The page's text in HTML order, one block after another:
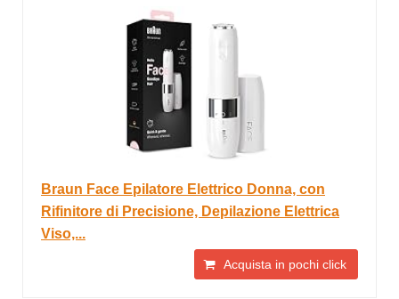
Braun Face Epilatore Elettrico Donna, con
Rifinitore di Precisione, Depilazione Elettrica
Viso,...
Acquista in pochi click